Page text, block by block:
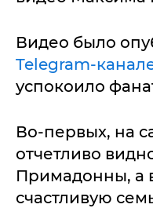
Видео было
Telegram-
успокоило
Во-первых, на
отчетливо
Примадонны, а
счастливую